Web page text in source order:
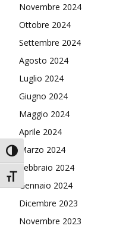
Attiva/disattiva alto contrasto
Attiva/disattiva dimensione testo
Novembre 2024
Ottobre 2024
Settembre 2024
Agosto 2024
Luglio 2024
Giugno 2024
Maggio 2024
Aprile 2024
Marzo 2024
Febbraio 2024
Gennaio 2024
Dicembre 2023
Novembre 2023